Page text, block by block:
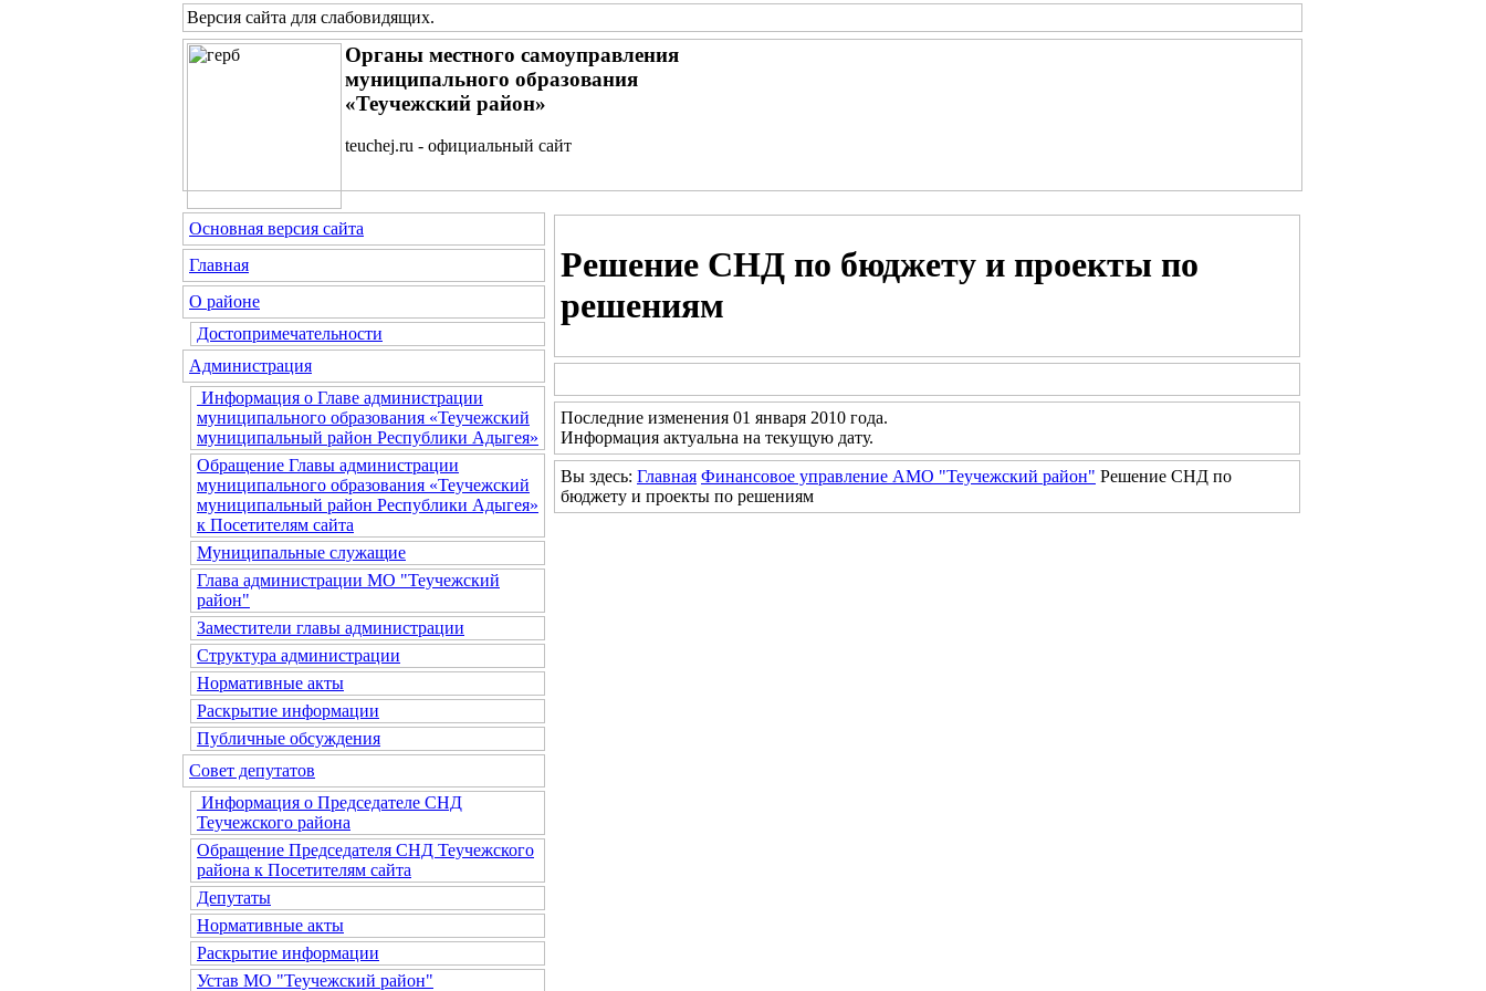
Версия сайта для слабовидящих.
Органы местного самоуправления
муниципального образования
«Теучежский район»
teuchej.ru - официальный сайт
Основная версия сайта
Главная
О районе
Достопримечательности
Администрация
Информация о Главе администрации
муниципального образования «Теучежский
муниципальный район Республики Адыгея»
Обращение Главы администрации
муниципального образования «Теучежский
муниципальный район Республики Адыгея»
к Посетителям сайта
Муниципальные служащие
Глава администрации МО "Теучежский
район"
Заместители главы администрации
Структура администрации
Нормативные акты
Раскрытие информации
Публичные обсуждения
Совет депутатов
Информация о Председателе СНД
Теучежского района
Обращение Председателя СНД Теучежского
района к Посетителям сайта
Депутаты
Нормативные акты
Раскрытие информации
Устав МО "Теучежский район"
Решение СНД по бюджету и проекты по
решениям
Последние изменения 01 января 2010 года.
Информация актуальна на текущую дату.
Вы здесь: Главная Финансовое управление АМО "Теучежский район" Решение СНД по
бюджету и проекты по решениям